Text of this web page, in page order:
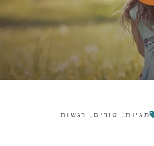
תגיות: טורים , רגשות